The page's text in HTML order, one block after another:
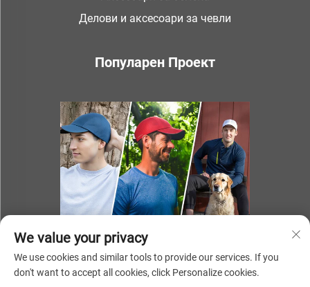
Делови и аксесоари за чевли
Популарен Проект
We value your privacy
We use cookies and similar tools to provide our services. If you
don't want to accept all cookies, click Personalize cookies.